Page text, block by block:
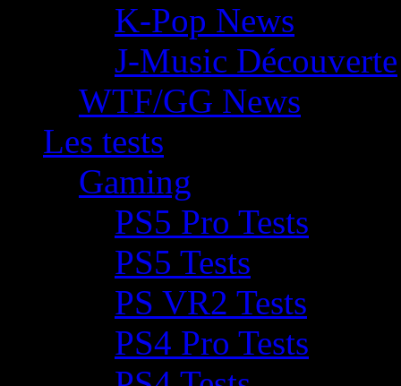
K-Pop News
J-Music Découverte
WTF/GG News
Les tests
Gaming
PS5 Pro Tests
PS5 Tests
PS VR2 Tests
PS4 Pro Tests